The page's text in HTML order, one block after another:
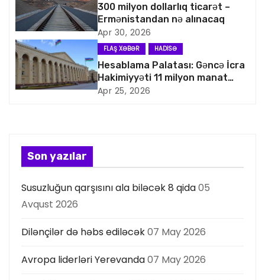
q
a
s
i
s
ı
300 milyon dollarlıq ticarət –
Ermənistandan nə alınacaq
Apr 30, 2026
FLAŞ XƏBƏR HADISƏ
Hesablama Palatası: Gəncə İcra
Hakimiyyəti 11 milyon manat
artıq xərcləyib
Apr 25, 2026
Son yazılar
Susuzluğun qarşısını ala biləcək 8 qida05
Avqust 2026
Dilənçilər də həbs ediləcək07 May 2026
Avropa liderləri Yerevanda07 May 2026